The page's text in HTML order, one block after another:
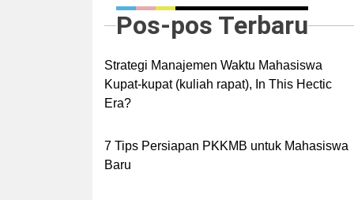
Pos-pos Terbaru
Strategi Manajemen Waktu Mahasiswa
Kupat-kupat (kuliah rapat), In This Hectic
Era?
7 Tips Persiapan PKKMB untuk Mahasiswa
Baru